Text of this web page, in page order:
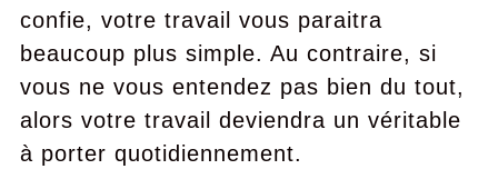
confie, votre travail vous paraitra
beaucoup plus simple. Au contraire, si
vous ne vous entendez pas bien du tout,
alors votre travail deviendra un véritable
à porter quotidiennement.